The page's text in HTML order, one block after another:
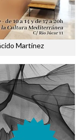
Martínez